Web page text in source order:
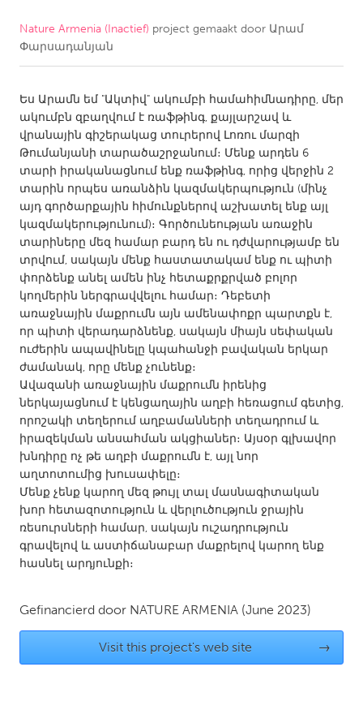
CANADA
Newmarket
Ottawa
South Shore
Toronto
MALAYSIA
Kuala Lumpur
NETHERLANDS
Leiden
Rotterdam
Utrecht
QATAR
Qatar
SINGAPORE
Singapore
UNITED KINGDOM
Glasgow
Ann Arbor, MI
Austin, TX
Baltimore, MD
Boston, MA
Burlingame-San Mateo, CA
Cass Clay
Nature Armenia (Inactief) project gemaakt door Արամ
Փարսադանյան
Ես Արամն եմ "Ակտիվ" ակումբի համահիմնադիրը, մեր
ակումբն զբաղվում է ռաֆթինգ, քայլարշավ և
վրանային գիշերակաց տուրերով Լոռու մարզի
Թումանյանի տարածաշրջանում։ Մենք արդեն 6
տարի իրականացնում ենք ռաֆթինգ, որից վերջին 2
տարին որպես առանձին կազմակերպություն (մինչ
այդ գործարքային հիմունքներով աշխատել ենք այլ
կազմակերությունում)։ Գործունեության առաջին
տարիները մեզ համար բարդ են ու դժվարությամբ են
տրվում, սակայն մենք հաստատակամ ենք ու պիտի
փորձենք անել ամեն ինչ հետաքրքրված բոլոր
կողմերին ներգրավվելու համար։ Դեբետի
առաջնային մաքրումն այն ամենափոքր պարտքն է,
որ պիտի վերադարձնենք, սակայն միայն սեփական
ուժերին ապավինելը կպահանջի բավական երկար
ժամանակ, որը մենք չունենք։
Ավազանի առաջնային մաքրումն իրենից
ներկայացնում է կենցաղային աղբի հեռացում գետից,
որոշակի տեղերում աղբամանների տեղադրում և
իրազեկման անսահման ակցիաներ։ Այսօր գլխավոր
խնդիրը ոչ թե աղբի մաքրումն է, այլ նոր
աղտոտումից խուսափելը։
Մենք չենք կարող մեզ թույլ տալ մասնագիտական
խոր հետազոտություն և վերլուծություն ջրային
ռեսուրսների համար, սակայն ուշադրություն
գրավելով և աստիճանաբար մաքրելով կարող ենք
հասնել արդյունքի։
Gefinancierd door NATURE ARMENIA (June 2023)
Visit this project's web site →